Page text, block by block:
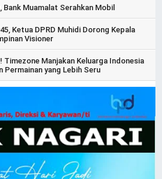
Muamalat Serahkan Mobil
Ketua DPRD Muhidi Dorong Kepala
Visioner
Timezone Manjakan Keluarga Indonesia
Permainan yang Lebih Seru